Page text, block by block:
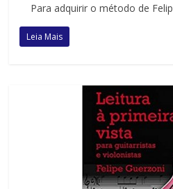
Para adquirir o método de
Leia Mais